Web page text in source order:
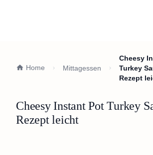
Home Mittagessen
Cheesy
Turkey
Rezept
Cheesy Instant Pot Turkey
Rezept leicht